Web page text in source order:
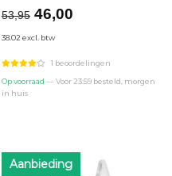
53,95 Oorspronkelijke
was:
€53,95.
46,00Huidige
€46,00.
38.02 excl. btw
1 beoordelingen
Op voorraad — Voor 23:59 besteld, morgen
in huis
Aanbieding